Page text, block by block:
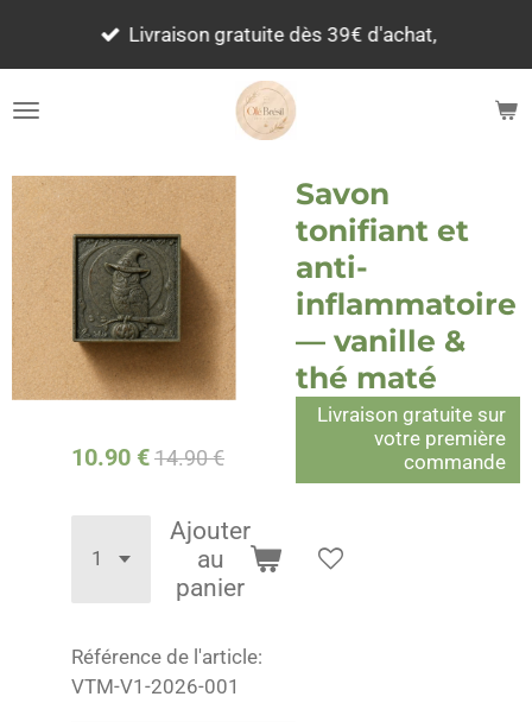
principal
Livraison gratuite dès 39€ d'achat,
Savon
tonifiant et
anti-
inflammatoire
— vanille &
thé maté
Livraison gratuite sur
votre première
commande
10.90 €14.90 €
Ajouter
au
panier
Référence de l'article:
VTM-V1-2026-001